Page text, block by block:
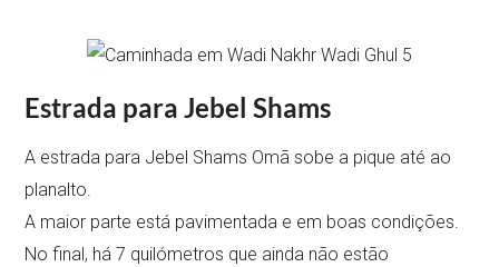
Estrada para Jebel Shams
A estrada para Jebel Shams Omã sobe a pique até ao
planalto.
A maior parte está pavimentada e em boas condições.
No final, há 7 quilómetros que ainda não estão